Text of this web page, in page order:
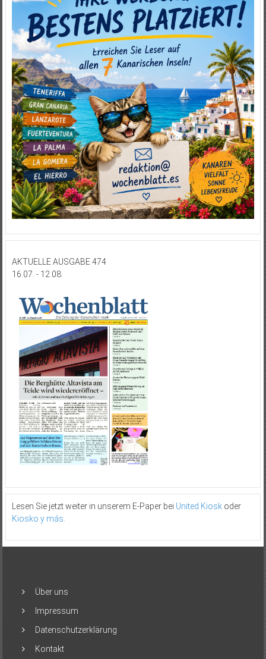
AKTUELLE AUSGABE 474
16.07. - 12.08.
Lesen Sie jetzt weiter in unserem E-Paper bei United Kioskoder
Kiosko y más.
Über uns
Impressum
Datenschutzerklärung
Kontakt